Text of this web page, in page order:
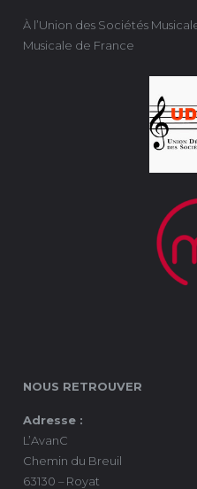
À l’Union des Sociétés
Musicale de France
NOUS RETROUVER
Adresse :
L’AvanC
Chemin du Breuil
63130 – Royat